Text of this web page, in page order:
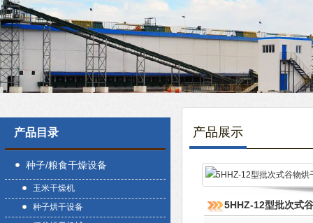
产品目录
种子/粮食干燥设备
玉米干燥机
种子烘干设备
产品展示
5HHZ-12型批次式